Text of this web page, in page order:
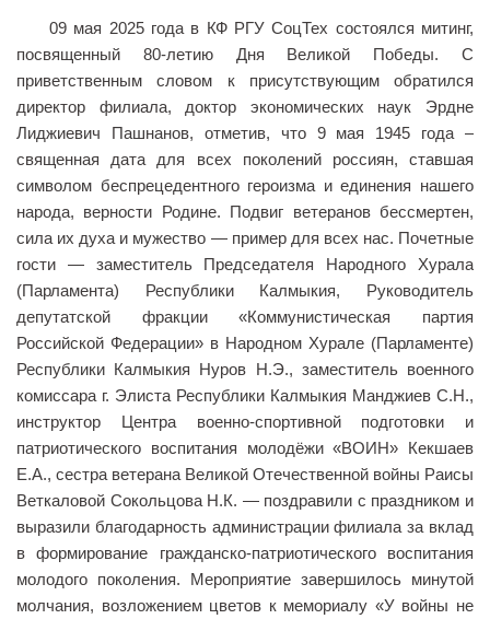
Абитуриенту
Рекомендованные к зачислению
Приказы о зачислении
Личный кабинет
Расписание учебных занятий студентов на 2-ое
полугодие
Коллективные творческие дела
Библиотека
Студенческий совет
Студенческое научное общество
Социальная поддержка студентов
График учебного процесса
Электронное обучение и дистанционные
образовательные технологии
09 мая 2025 года в КФ РГУ СоцТех состоялся митинг,
посвященный 80-летию Дня Великой Победы. С
приветственным словом к присутствующим обратился
директор филиала, доктор экономических наук Эрдне
Лиджиевич Пашнанов, отметив, что 9 мая 1945 года –
священная дата для всех поколений россиян, ставшая
символом беспрецедентного героизма и единения нашего
народа, верности Родине. Подвиг ветеранов бессмертен,
сила их духа и мужество — пример для всех нас. Почетные
гости — заместитель Председателя Народного Хурала
(Парламента) Республики Калмыкия, Руководитель
депутатской фракции «Коммунистическая партия
Российской Федерации» в Народном Хурале (Парламенте)
Республики Калмыкия Нуров Н.Э., заместитель военного
комиссара г. Элиста Республики Калмыкия Манджиев С.Н.,
инструктор Центра военно-спортивной подготовки и
патриотического воспитания молодёжи «ВОИН» Кекшаев
Е.А., сестра ветерана Великой Отечественной войны Раисы
Веткаловой Сокольцова Н.К. — поздравили с праздником и
выразили благодарность администрации филиала за вклад
в формирование гражданско-патриотического воспитания
молодого поколения. Мероприятие завершилось минутой
молчания, возложением цветов к мемориалу «У войны не